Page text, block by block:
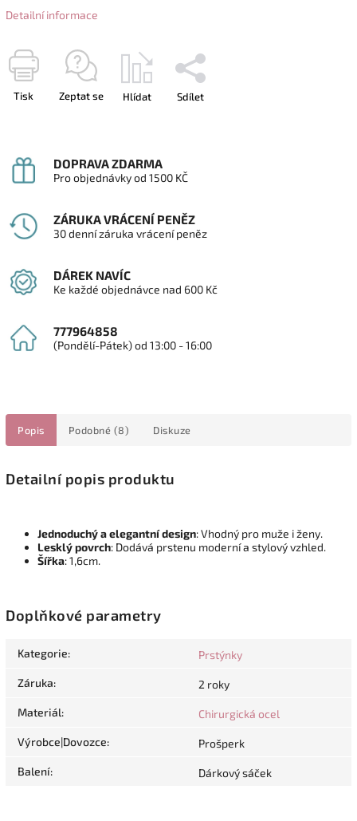
Detailní informace
Tisk Zeptat se Hlídat Sdílet
DOPRAVA ZDARMA
Pro objednávky od 1500 KČ
ZÁRUKA VRÁCENÍ PENĚZ
30 denní záruka vrácení peněz
DÁREK NAVÍC
Ke každé objednávce nad 600 Kč
777964858
(Pondělí-Pátek) od 13:00 - 16:00
Popis Podobné (8) Diskuze
Detailní popis produktu
Jednoduchý a elegantní design: Vhodný pro muže i ženy.
Lesklý povrch: Dodává prstenu moderní a stylový vzhled.
Šířka: 1,6cm.
Doplňkové parametry
Kategorie: Prstýnky
Záruka: 2 roky
Materiál: Chirurgická ocel
Výrobce|Dovozce: Prošperk
Balení: Dárkový sáček